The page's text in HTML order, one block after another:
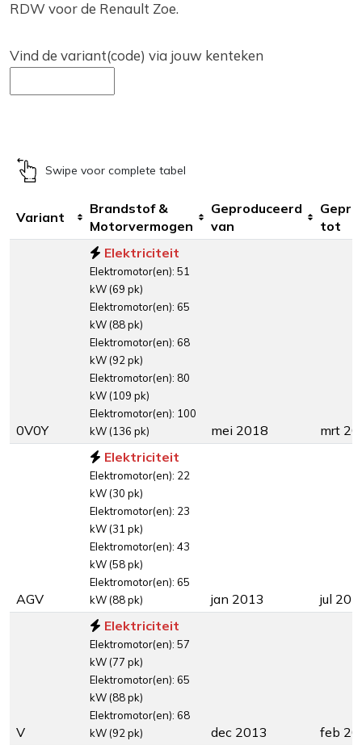
RDW voor de Renault Zoe.
Vind de variant(code) via jouw kenteken
Swipe voor complete tabel
Variant
Brandstof &
Motorvermogen
Geproduceerd
van
tot
0V0Y
Elektriciteit
Elektromotor(en): 51
kW (69 pk)
Elektromotor(en): 65
kW (88 pk)
Elektromotor(en): 68
kW (92 pk)
Elektromotor(en): 80
kW (109 pk)
Elektromotor(en): 100
kW (136 pk)
mei 2018 mrt
AGV
Elektriciteit
Elektromotor(en): 22
kW (30 pk)
Elektromotor(en): 23
kW (31 pk)
Elektromotor(en): 43
kW (58 pk)
Elektromotor(en): 65
kW (88 pk)
jan 2013 jul
V
Elektriciteit
Elektromotor(en): 57
kW (77 pk)
Elektromotor(en): 65
kW (88 pk)
Elektromotor(en): 68
kW (92 pk)
dec 2013
feb